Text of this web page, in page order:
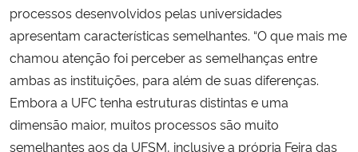
processos desenvolvidos pelas universidades
apresentam características semelhantes. “O que mais me
chamou atenção foi perceber as semelhanças entre
ambas as instituições, para além de suas diferenças.
Embora a UFC tenha estruturas distintas e uma
dimensão maior, muitos processos são muito
semelhantes aos da UFSM, inclusive a própria Feira das